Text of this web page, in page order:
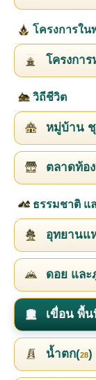
โครงการใน
โครงการ
วิถีชีวิต
หมู่บ้าน
ตลาดท้อ
ธรรมชาติ แ
อุทยานแ
ดอย และ
เขื่อน พื้น
น้ำตก(28)